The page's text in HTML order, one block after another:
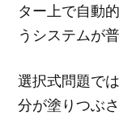
ター上で自動
うシステムが
選択式問題で
分が塗りつぶ